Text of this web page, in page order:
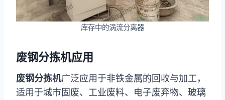
库存中的涡流分离器
废钢分拣机应用
废钢分拣机广泛应用于非铁金属的回收与加工，
适用于城市固废、工业废料、电子废弃物、玻璃